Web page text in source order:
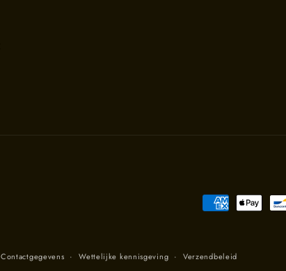
Betaalmethoden
Contactgegevens Wettelijke kennisgeving Verzendbeleid